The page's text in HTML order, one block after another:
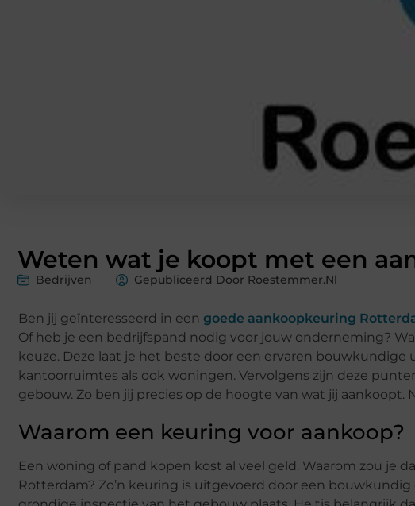
Weten wat je koopt met een
Bedrijven Gepubliceerd Door Roestemmer.nl
Ben jij geïnteresseerd in een goede aankoopkeuring
Of heb je een bedrijfspand nodig voor jouw onderneming?
keuze. Deze laat je het beste door een ervaren bouwkundige
kantoorruimtes als ook woningen. Vervolgens zijn deze
gebouw. Zo ben jij precies op de hoogte van wat jij
Waarom een keuring voor aankoop?
Een woning of pand kopen kost al veel geld. Waarom zou je
Rotterdam? Zo’n keuring is uitgevoerd door een